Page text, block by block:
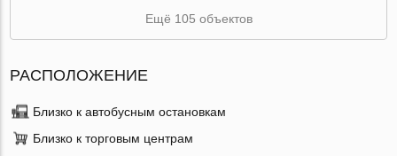
Ещё 105 объектов
РАСПОЛОЖЕНИЕ
Близко к автобусным остановкам
Близко к торговым центрам